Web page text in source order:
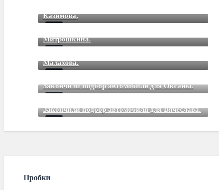
Казимова.
Митрошкина.
Малахова.
Закончили подбор автомобиля для Оксаны.
Закончили подбор автомобиля для Вячеслава.
Пробки